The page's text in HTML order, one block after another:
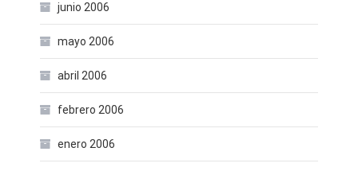
junio 2006
mayo 2006
abril 2006
febrero 2006
enero 2006